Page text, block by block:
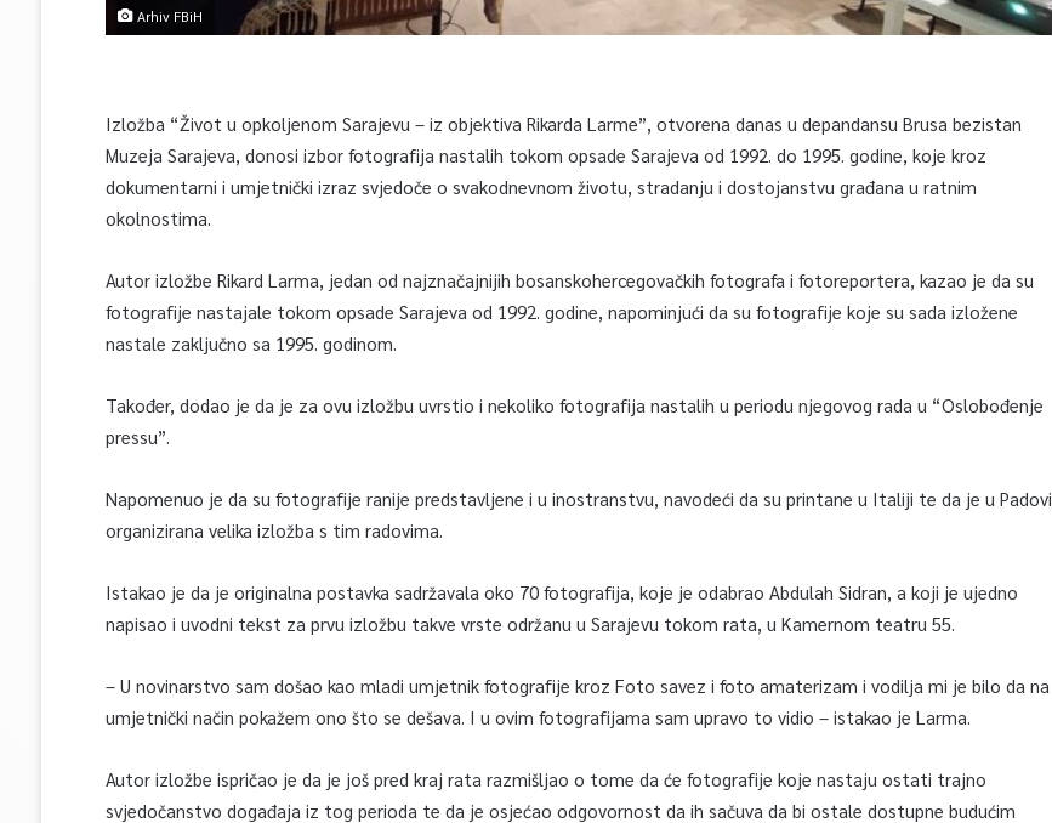
Arhiv FBiH
Izložba “Život u opkoljenom Sarajevu – iz objektiva Rikarda Larme”, otvorena danas u depandansu Brusa bezistan
Muzeja Sarajeva, donosi izbor fotografija nastalih tokom opsade Sarajeva od 1992. do 1995. godine, koje kroz
dokumentarni i umjetnički izraz svjedoče o svakodnevnom životu, stradanju i dostojanstvu građana u ratnim
okolnostima.
Autor izložbe Rikard Larma, jedan od najznačajnijih bosanskohercegovačkih fotografa i fotoreportera, kazao je da su
fotografije nastajale tokom opsade Sarajeva od 1992. godine, napominjući da su fotografije koje su sada izložene
nastale zaključno sa 1995. godinom.
Također, dodao je da je za ovu izložbu uvrstio i nekoliko fotografija nastalih u periodu njegovog rada u “Oslobođenje
pressu”.
Napomenuo je da su fotografije ranije predstavljene i u inostranstvu, navodeći da su printane u Italiji te da je u Padovi
organizirana velika izložba s tim radovima.
Istakao je da je originalna postavka sadržavala oko 70 fotografija, koje je odabrao Abdulah Sidran, a koji je ujedno
napisao i uvodni tekst za prvu izložbu takve vrste održanu u Sarajevu tokom rata, u Kamernom teatru 55.
– U novinarstvo sam došao kao mladi umjetnik fotografije kroz Foto savez i foto amaterizam i vodilja mi je bilo da na
umjetnički način pokažem ono što se dešava. I u ovim fotografijama sam upravo to vidio – istakao je Larma.
Autor izložbe ispričao je da je još pred kraj rata razmišljao o tome da će fotografije koje nastaju ostati trajno
svjedočanstvo događaja iz tog perioda te da je osjećao odgovornost da ih sačuva da bi ostale dostupne budućim